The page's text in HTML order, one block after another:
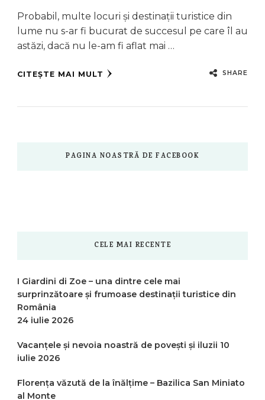
Probabil, multe locuri și destinații turistice din
lume nu s-ar fi bucurat de succesul pe care îl au
astăzi, dacă nu le-am fi aflat mai …
CITEȘTE MAI MULT SHARE
PAGINA NOASTRĂ DE FACEBOOK
CELE MAI RECENTE
I Giardini di Zoe – una dintre cele mai
surprinzătoare și frumoase destinații turistice din
România
24 iulie 2026
Vacanțele și nevoia noastră de povești și iluzii 10
iulie 2026
Florența văzută de la înălțime – Bazilica San Miniato
al Monte